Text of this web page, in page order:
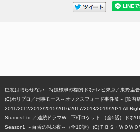
巨悪は眠らせない 特捜検事の標的 (C)テレビ東京
東野圭
(C)ホリプロ
刑事モース～オックスフォード事件簿～ [吹替
2011/2012/2013/2015/2016/2017/2018/2019/2021 All
Studios Ltd.
連続ドラマW 下町ロケット （全5話）
Season1 ～百舌の叫ぶ夜～（全10話） (C)ＴＢＳ・ＷＯＷ